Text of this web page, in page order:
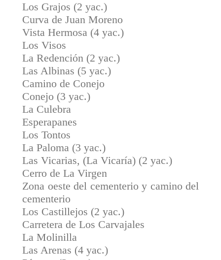
Los Grajos (2 yac.)
Curva de Juan Moreno
Vista Hermosa (4 yac.)
Los Visos
La Redención (2 yac.)
Las Albinas (5 yac.)
Camino de Conejo
Conejo (3 yac.)
La Culebra
Esperapanes
Los Tontos
La Paloma (3 yac.)
Las Vicarias, (La Vicaría) (2 yac.)
Cerro de La Virgen
Zona oeste del cementerio y camino del
cementerio
Los Castillejos (2 yac.)
Carretera de Los Carvajales
La Molinilla
Las Arenas (4 yac.)